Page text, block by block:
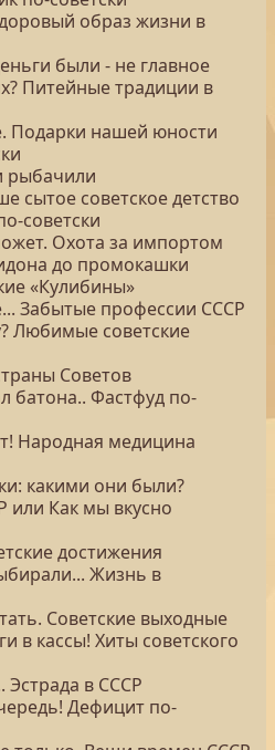
образ жизни в
были - не главное
Питейные традиции в
Подарки нашей юности
рыбачили
сытое советское детство
советски
Охота за импортом
до промокашки
«Кулибины»
Забытые профессии СССР
Любимые советские
Советов
батона.. Фастфуд по-
Народная медицина
какими они были?
или Как мы вкусно
достижения
Жизнь в
Советские выходные
в кассы! Хиты советского
Эстрада в СССР
Дефицит по-